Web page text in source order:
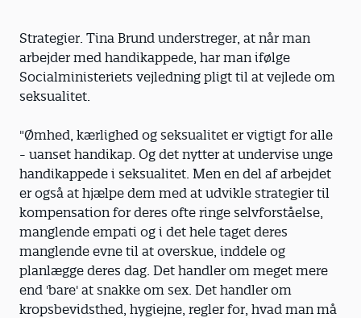
Strategier. Tina Brund understreger, at når man
arbejder med handikappede, har man ifølge
Socialministeriets vejledning pligt til at vejlede om
seksualitet.
"Ømhed, kærlighed og seksualitet er vigtigt for alle
- uanset handikap. Og det nytter at undervise unge
handikappede i seksualitet. Men en del af arbejdet
er også at hjælpe dem med at udvikle strategier til
kompensation for deres ofte ringe selvforståelse,
manglende empati og i det hele taget deres
manglende evne til at overskue, inddele og
planlægge deres dag. Det handler om meget mere
end 'bare' at snakke om sex. Det handler om
kropsbevidsthed, hygiejne, regler for, hvad man må